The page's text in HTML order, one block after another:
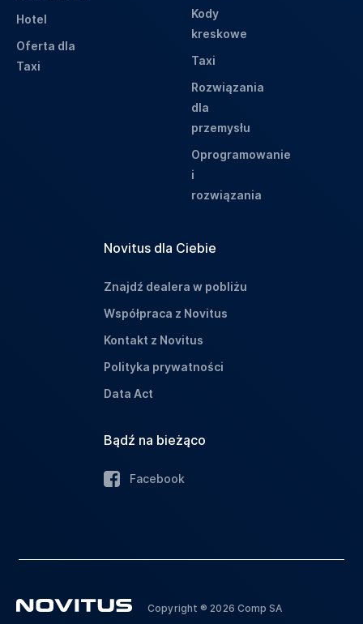
Hotel
Oferta dla
Taxi
Kody
kreskowe
Taxi
Rozwiązania
dla
przemysłu
Oprogramowanie
i
rozwiązania
Novitus dla Ciebie
Znajdź dealera w pobliżu
Współpraca z Novitus
Kontakt z Novitus
Polityka prywatności
Data Act
Bądź na bieżąco
Facebook
Copyright ® 2026 Comp SA